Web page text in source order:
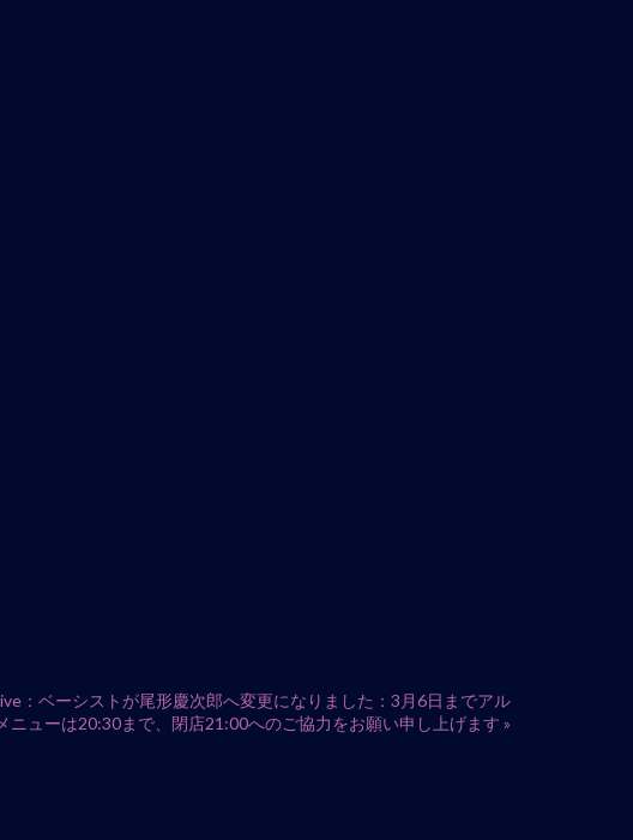
：ベーシストが尾形慶次郎へ変更になりました：3月6日までアル
ニューは20:30まで、閉店21:00へのご協力をお願い申し上げます»